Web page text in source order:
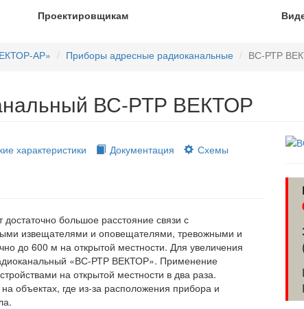
Проектировщикам
АР» Приборы адресные радиоканальные ВС-РТР
ВС-РТР ВЕКТОР
характеристики Документация Схемы
большое расстояние связи с
извещателями и оповещателями, тревожными и
до 600 м на открытой местности. Для увеличения
«ВС-РТР ВЕКТОР». Применение
на открытой местности в два раза.
объектах, где из-за расположения прибора и